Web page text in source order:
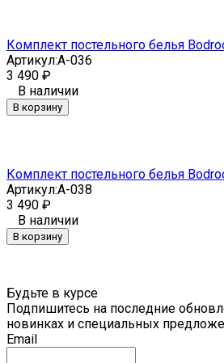
Комплект постельного белья
Артикул:A-036
3 490 ₽
В наличии
В корзину
Комплект постельного белья
Артикул:A-038
3 490 ₽
В наличии
В корзину
Будьте в курсе
Подпишитесь на последние
новинках и специальных
Email